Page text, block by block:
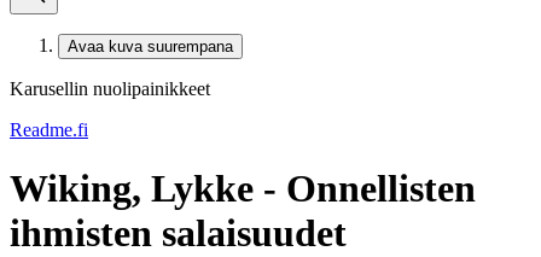
Avaa kuva suurempana
Karusellin nuolipainikkeet
Readme.fi
Wiking, Lykke - Onnellisten
ihmisten salaisuudet